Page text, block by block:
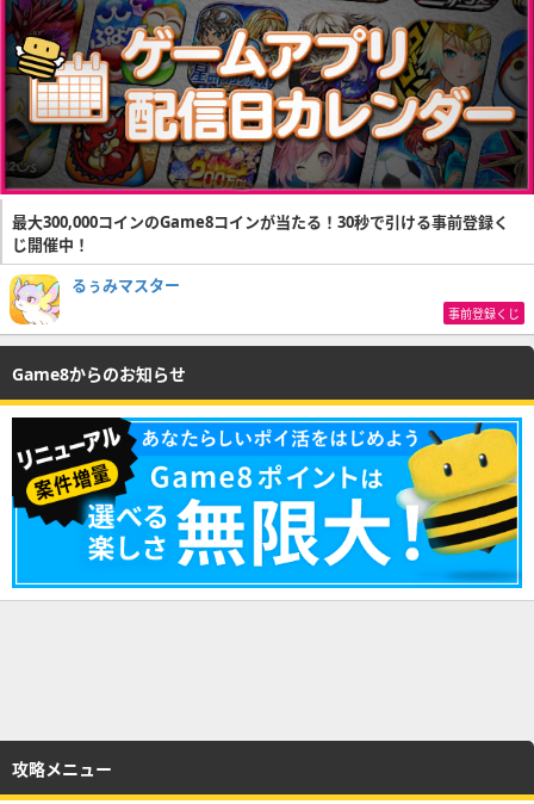
最大300,000コインのGame8コインが当たる！30秒で引ける事前登録く
じ開催中！
るぅみマスター
事前登録くじ
Game8からのお知らせ
攻略メニュー